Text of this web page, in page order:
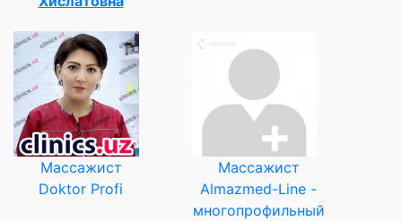
Массажист
Doktor Profi
Массажист
Almazmed-Line -
многопрофильный